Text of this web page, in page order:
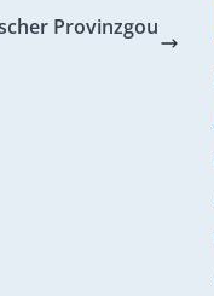
Provinzgou